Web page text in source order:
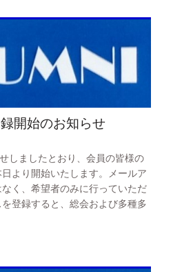
開始のお知らせ
しましたとおり、会員の皆様の
より開始いたします。メールア
く、希望者のみに行っていただ
登録すると、総会および多種多